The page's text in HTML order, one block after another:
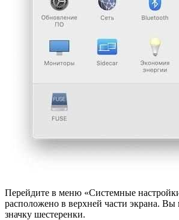
Перейдите в меню «Системные
расположено в верхней части экрана.
значку шестеренки.